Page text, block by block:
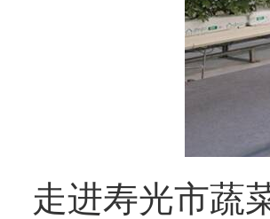
走进寿光市蔬